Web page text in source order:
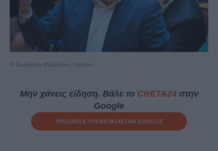
Ο Σωκράτης Φάμελλος / Intime
Μην χάνεις είδηση. Βάλε το CRETA24στην
Google
ΠΡΟΣΘΕΣΕ ΤΟCRETA24ΣΤΗΝ GOOGLE